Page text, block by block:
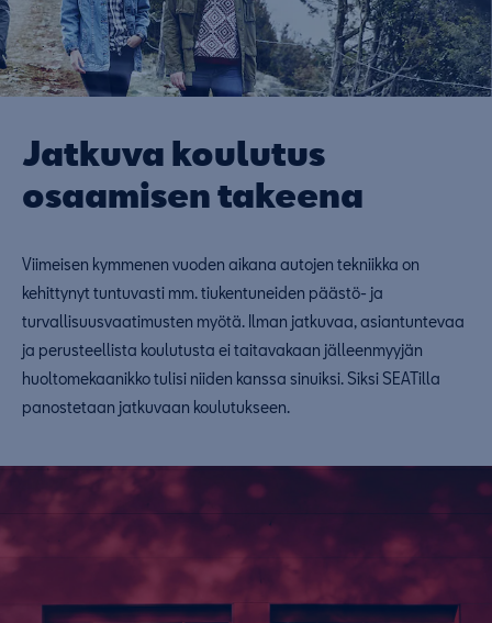
Jatkuva koulutus
osaamisen takeena
Viimeisen kymmenen vuoden aikana autojen tekniikka on
kehittynyt tuntuvasti mm. tiukentuneiden päästö- ja
turvallisuusvaatimusten myötä. Ilman jatkuvaa, asiantuntevaa
ja perusteellista koulutusta ei taitavakaan jälleenmyyjän
huoltomekaanikko tulisi niiden kanssa sinuiksi. Siksi SEATilla
panostetaan jatkuvaan koulutukseen.